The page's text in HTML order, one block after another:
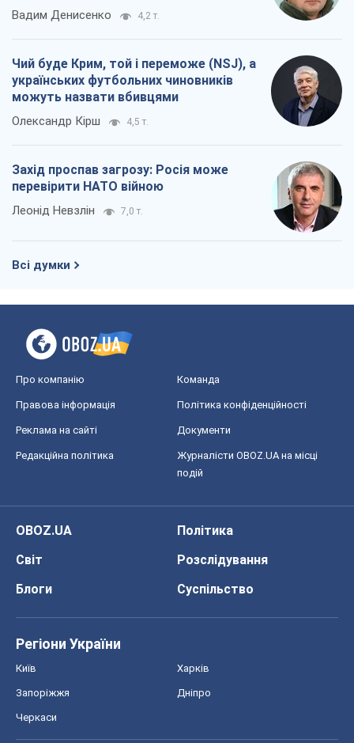
Вадим Денисенко 4,2 т.
Чий буде Крим, той і переможе (NSJ), а
українських футбольних чиновників
можуть назвати вбивцями
Олександр Кірш 4,5 т.
Захід проспав загрозу: Росія може
перевірити НАТО війною
Леонід Невзлін 7,0 т.
Всі думки
Про компанію Команда
Правова інформація Політика конфіденційності
Реклама на сайті Документи
Редакційна політика
Журналісти OBOZ.UA на місці
подій
OBOZ.UA
Політика
Світ
Розслідування
Блоги
Суспільство
Регіони України
Київ Харків
Запоріжжя Дніпро
Черкаси